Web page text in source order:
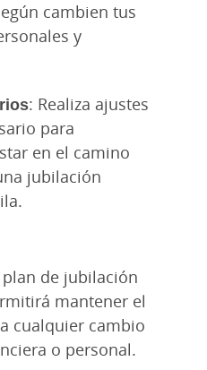
cambien tus
y
: Realiza ajustes
para
en el camino
jubilación
de jubilación
mantener el
cualquier cambio
o personal.